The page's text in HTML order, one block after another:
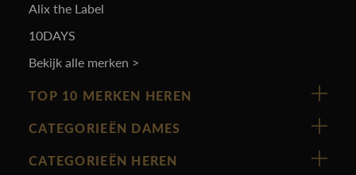
Alix the Label
10DAYS
Bekijk alle merken >
TOP 10 MERKEN HEREN
Vanguard
Cast Iron
CATEGORIEËN DAMES
Nieuw binnen
CATEGORIEËN HEREN